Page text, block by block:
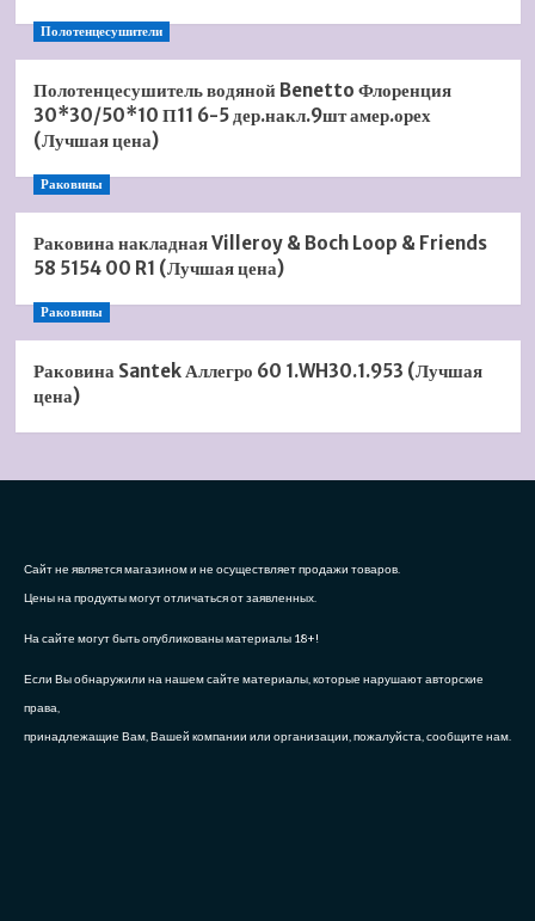
Полотенцесушители
Полотенцесушитель водяной Benetto Флоренция
30*30/50*10 П11 6-5 дер.накл.9шт амер.орех
(Лучшая цена)
Раковины
Раковина накладная Villeroy & Boch Loop & Friends
58 5154 00 R1 (Лучшая цена)
Раковины
Раковина Santek Аллегро 60 1.WH30.1.953 (Лучшая
цена)
Сайт не является магазином и не осуществляет продажи товаров.
Цены на продукты могут отличаться от заявленных.
На сайте могут быть опубликованы материалы 18+!
Если Вы обнаружили на нашем сайте материалы, которые нарушают авторские
права,
принадлежащие Вам, Вашей компании или организации, пожалуйста, сообщите нам.